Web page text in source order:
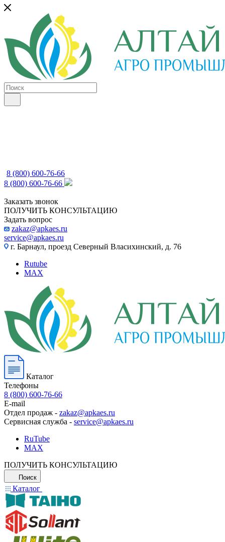
8 (800) 600-76-66
8 (800) 600-76-66
Заказать звонок
ПОЛУЧИТЬ КОНСУЛЬТАЦИЮ
Задать вопрос
zakaz@apkaes.ru
service@apkaes.ru
г. Барнаул, проезд Северный Власихинский, д. 76
Rutube
MAX
Каталог
Телефоны
8 (800) 600-76-66
E-mail
Отдел продаж - zakaz@apkaes.ru
Сервисная служба - service@apkaes.ru
RuTube
MAX
ПОЛУЧИТЬ КОНСУЛЬТАЦИЮ
Поиск
Каталог